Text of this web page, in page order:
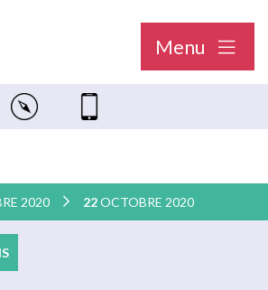
Menu
"Le Saint-Mitréen"
Carte interactiveNous contacter
2020 22 OCTOBRE 2020